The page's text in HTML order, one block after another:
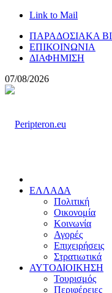
Link to Mail
ΠΑΡΑΔΟΣΙΑΚΑ
ΕΠΙΚΟΙΝΩΝΙΑ
ΔΙΑΦΗΜΙΣΗ
07/08/2026
ΕΛΛΑΔΑ
Πολιτική
Οικονομία
Κοινωνία
Αγορές
Επιχειρήσεις
Στρατιωτικά
ΑΥΤΟΔΙΟΙΚΗΣΗ
Τουρισμός
Περιφέρειες